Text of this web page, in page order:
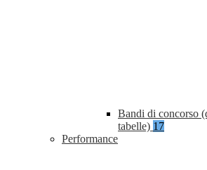
Bandi di concorso
tabelle) 17
Performance